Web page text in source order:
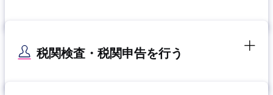
税関検査・税関申告を行う